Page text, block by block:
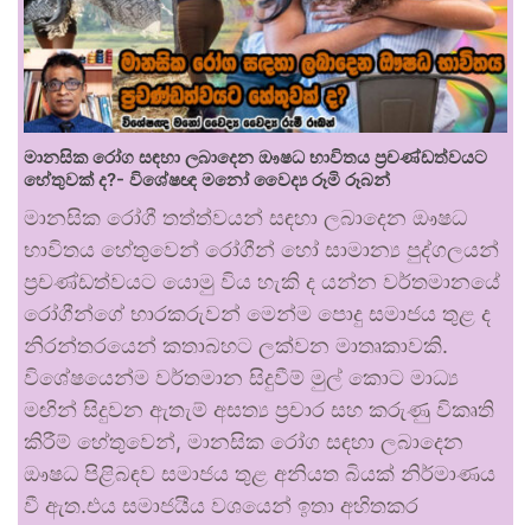
මානසික රෝග සඳහා ලබාදෙන ඖෂධ භාවිතය ප්‍රචණ්ඩත්වයට
හේතුවක් ද?- විශේෂඥ මනෝ වෛද්‍ය රූමි රූබන්
මානසික රෝගී තත්ත්වයන් සඳහා ලබාදෙන ඖෂධ
භාවිතය හේතුවෙන් රෝගීන් හෝ සාමාන්‍ය පුද්ගලයන්
ප්‍රචණ්ඩත්වයට යොමු විය හැකි ද යන්න වර්තමානයේ
රෝගීන්ගේ භාරකරුවන් මෙන්ම පොදු සමාජය තුළ ද
නිරන්තරයෙන් කතාබහට ලක්වන මාතෘකාවකි.
විශේෂයෙන්ම වර්තමාන සිදුවීම් මුල් කොට මාධ්‍ය
මඟින් සිදුවන ඇතැම් අසත්‍ය ප්‍රචාර සහ කරුණු විකෘති
කිරීම් හේතුවෙන්, මානසික රෝග සඳහා ලබාදෙන
ඖෂධ පිළිබඳව සමාජය තුළ අනියත බියක් නිර්මාණය
වී ඇත.එය සමාජයීය වශයෙන් ඉතා අහිතකර